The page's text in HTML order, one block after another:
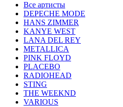
Все артисты
DEPECHE MODE
HANS ZIMMER
KANYE WEST
LANA DEL REY
METALLICA
PINK FLOYD
PLACEBO
RADIOHEAD
STING
THE WEEKND
VARIOUS